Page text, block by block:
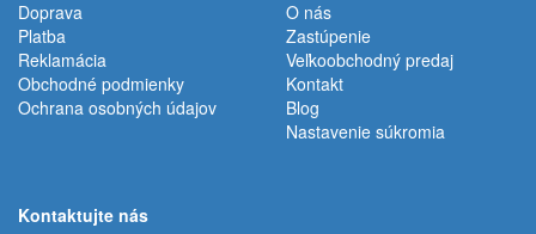
Doprava
Platba
Reklamácia
Obchodné podmienky
Ochrana osobných údajov
O nás
Zastúpenie
Veľkoobchodný predaj
Kontakt
Blog
Nastavenie súkromia
Kontaktujte nás